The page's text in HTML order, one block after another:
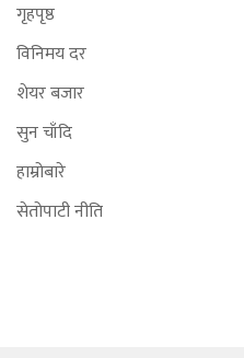
गृहपृष्ठ
विनिमय दर
शेयर बजार
सुन चाँदि
हाम्रोबारे
सेतोपाटी नीति